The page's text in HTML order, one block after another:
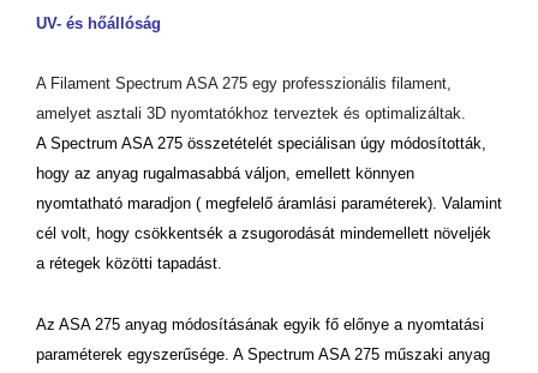
UV- és hőállóság
A Filament Spectrum ASA 275 egy professzionális filament,
amelyet asztali 3D nyomtatókhoz terveztek és optimalizáltak.
A Spectrum ASA 275 összetételét speciálisan úgy módosították,
hogy az anyag rugalmasabbá váljon, emellett könnyen
nyomtatható maradjon ( megfelelő áramlási paraméterek). Valamint
cél volt, hogy csökkentsék a zsugorodását mindemellett növeljék
a rétegek közötti tapadást.
Az ASA 275 anyag módosításának egyik fő előnye a nyomtatási
paraméterek egyszerűsége. A Spectrum ASA 275 műszaki anyag